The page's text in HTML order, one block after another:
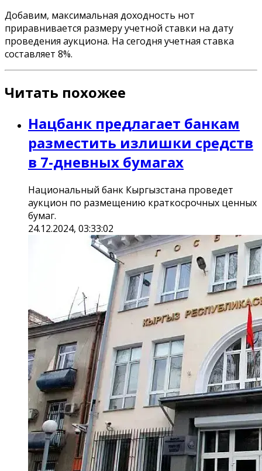
Добавим, максимальная доходность нот
приравнивается размеру учетной ставки на дату
проведения аукциона. На сегодня учетная ставка
составляет 8%.
Читать похожее
Нацбанк предлагает банкам
разместить излишки средств
в 7-дневных бумагах
Национальный банк Кыргызстана проведет
аукцион по размещению краткосрочных ценных
бумаг.
24.12.2024, 03:33:02